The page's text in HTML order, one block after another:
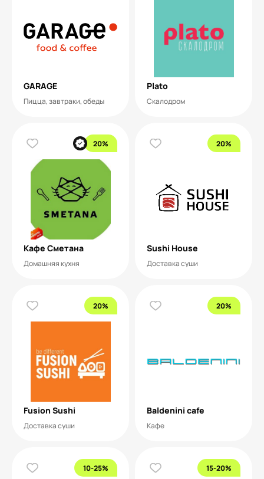
GARAGE
Пицца, завтраки, обеды
Plato
Скалодром
20%
Кафе Сметана
Домашняя кухня
20%
Sushi House
Доставка суши
20%
Fusion Sushi
Доставка суши
20%
Baldenini cafe
Кафе
10-25% 15-20%